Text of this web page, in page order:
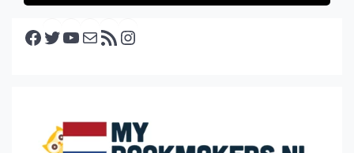
Facebook Twitter YouTube E-mail RSS feed